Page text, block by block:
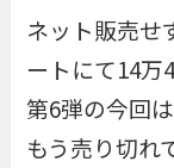
ネット販売せ
ートにて14万
第6弾の今回
もう売り切れ